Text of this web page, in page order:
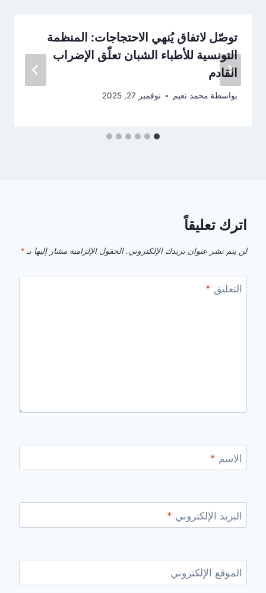
توصّل لاتفاق يُنهي الاحتجاجات: المنظمة
التونسية للأطباء الشبان تعلّق الإضراب
القادم
بواسطة محمد نعيم نوفمبر 27, 2025
اترك تعليقاً
لن يتم نشر عنوان بريدك الإلكتروني. الحقول الإلزامية مشار إليها بـ *
التعليق *
الاسم *
البريد الإلكتروني *
الموقع الإلكتروني